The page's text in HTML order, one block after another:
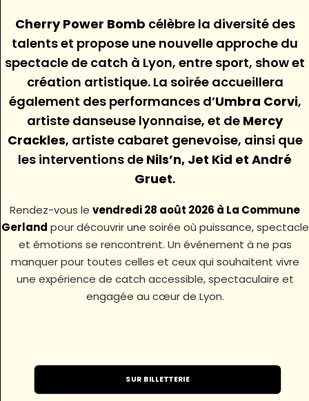
Cherry Power Bomb célèbre la diversité des
talents et propose une nouvelle approche du
spectacle de catch à Lyon, entre sport, show et
création artistique. La soirée accueillera
également des performances d’Umbra Corvi,
artiste danseuse lyonnaise, et de Mercy
Crackles, artiste cabaret genevoise, ainsi que
les interventions de Nils’n, Jet Kid et André
Gruet.
Rendez-vous le vendredi 28 août 2026 à La Commune
Gerland pour découvrir une soirée où puissance, spectacle
et émotions se rencontrent. Un événement à ne pas
manquer pour toutes celles et ceux qui souhaitent vivre
une expérience de catch accessible, spectaculaire et
engagée au cœur de Lyon.
SUR BILLETTERIE